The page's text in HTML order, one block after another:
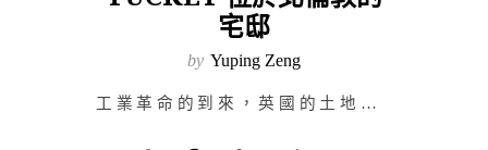
宅邸
by Yuping Zeng
工業革命的到來，英國的土地冒出大小不一的工廠，在金屬冰冷的碰撞聲中，工業的火炬在黑夜中迅速蔓延，點亮了重複了千年的黑暗夜晚，使之變為白晝。詩人布雷克形容這些工廠、烤爐、鋼鐵廠是撒旦的製品，永恆的死亡與地獄。現在的我們回頭看那段過往走入歷史，當年冶鐵的燙熱早已退去溫度，冷卻，烙下一個冷黑的鮮明記號。